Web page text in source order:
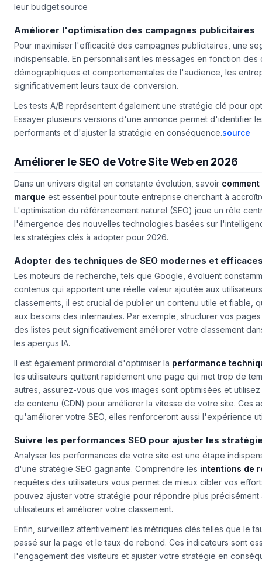
intégrant l'UGC, les entreprises peuvent multiplier par six les
Améliorer l'optimisation des campagnes publicitaires
Pour maximiser l'efficacité des campagnes publicitaires, une
indispensable. En personnalisant les messages en fonction des
démographiques et comportementales de l'audience, les
Les tests A/B représentent également une stratégie clé pour
Essayer plusieurs versions d'une annonce permet d'identifier
Dans un univers digital en constante évolution, savoir
marqueest essentiel pour toute entreprise cherchant à
L'optimisation du référencement naturel (SEO) joue un rôle
l'émergence des nouvelles technologies basées sur
Adopter des techniques de SEO modernes et
Les moteurs de recherche, tels que Google, évoluent
contenus qui apportent une réelle valeur ajoutée aux
classements, il est crucial de publier uncontenu utile et fiable,
aux besoins des internautes. Par exemple, structurer vos
des listes peut significativement améliorer votre classement
les aperçus IA.
Il est également primordial d'optimiser laperformance
les utilisateurs quittent rapidement une page qui met trop de
autres, assurez-vous que vos images sont optimisées et
de contenu (CDN) pour améliorer la vitesse de votre site. Ces
Suivre les performances SEO pour ajuster les
Analyser les performances de votre site est une étape
d'une stratégie SEO gagnante. Comprendre les intentions de
requêtes des utilisateurs vous permet de mieux cibler vos
pouvez ajuster votre stratégie pour répondre plus précisément
Enfin, surveillez attentivement lesmétriques cléstelles que le
passé sur la page et le taux de rebond. Ces indicateurs sont